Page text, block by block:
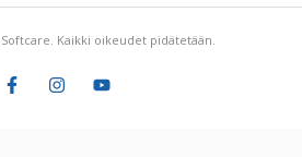
Kaikki oikeudet pidätetään.